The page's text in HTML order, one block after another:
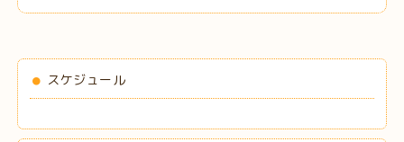
スケジュール